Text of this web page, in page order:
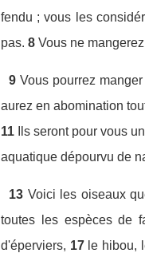
fendu ; vous les
pas. 8 Vous ne
9 Vous pourrez
aurez en abomination
11
Ils seront pour vous
aquatique dépourvu de
13 Voici les oiseaux
toutes les espèces de
d'éperviers, 17 le hibou,